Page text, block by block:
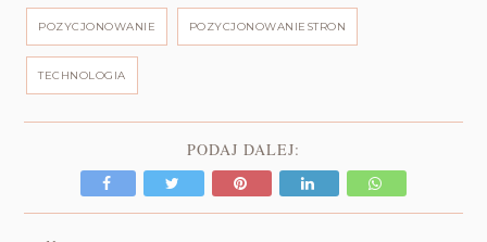
POZYCJONOWANIE POZYCJONOWANIESTRON
TECHNOLOGIA
PODAJ DALEJ: